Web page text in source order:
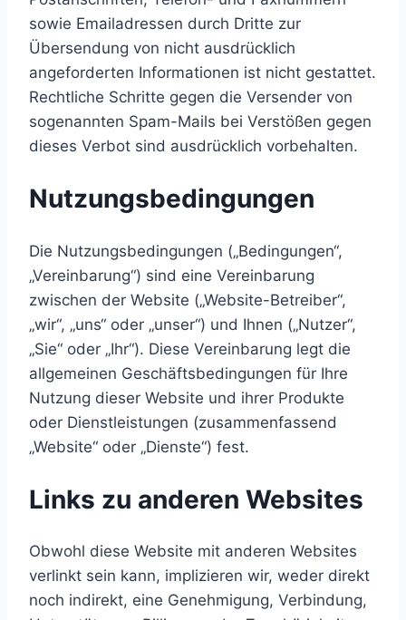
sowie Emailadressen durch Dritte zur
Übersendung von nicht ausdrücklich
angeforderten Informationen ist nicht gestattet.
Rechtliche Schritte gegen die Versender von
sogenannten Spam-Mails bei Verstößen gegen
dieses Verbot sind ausdrücklich vorbehalten.
Nutzungsbedingungen
Die Nutzungsbedingungen („Bedingungen“,
„Vereinbarung“) sind eine Vereinbarung
zwischen der Website („Website-Betreiber“,
„wir“, „uns“ oder „unser“) und Ihnen („Nutzer“,
„Sie“ oder „Ihr“). Diese Vereinbarung legt die
allgemeinen Geschäftsbedingungen für Ihre
Nutzung dieser Website und ihrer Produkte
oder Dienstleistungen (zusammenfassend
„Website“ oder „Dienste“) fest.
Links zu anderen Websites
Obwohl diese Website mit anderen Websites
verlinkt sein kann, implizieren wir, weder direkt
noch indirekt, eine Genehmigung, Verbindung,